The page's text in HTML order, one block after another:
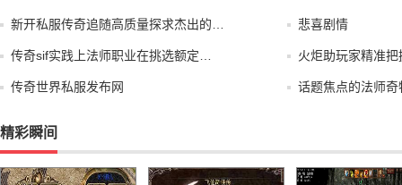
新开私服传奇追随高质量探求杰出的… 悲喜剧情
传奇sif实践上法师职业在挑选额定… 火炬助玩家精准
传奇世界私服发布网 话题焦点的法师奇
精彩瞬间